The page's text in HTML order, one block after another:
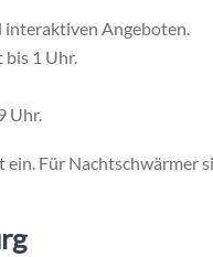
Angeboten.
1 Uhr.
Uhr.
Für Nachtschwärmer